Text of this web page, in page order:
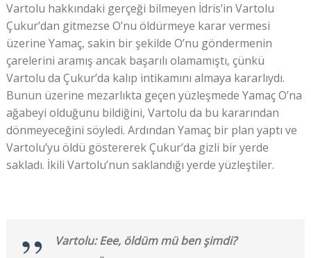
Vartolu hakkındaki gerçeği bilmeyen İdris’in Vartolu
Çukur’dan gitmezse O’nu öldürmeye karar vermesi
üzerine Yamaç, sakin bir şekilde O’nu göndermenin
çarelerini aramış ancak başarılı olamamıştı, çünkü
Vartolu da Çukur’da kalıp intikamını almaya kararlıydı.
Bunun üzerine mezarlıkta geçen yüzleşmede Yamaç O’na
ağabeyi olduğunu bildiğini, Vartolu da bu kararından
dönmeyeceğini söyledi. Ardından Yamaç bir plan yaptı ve
Vartolu’yu öldü göstererek Çukur’da gizli bir yerde
sakladı. İkili Vartolu’nun saklandığı yerde yüzleştiler.
Vartolu: Eee, öldüm mü ben şimdi?